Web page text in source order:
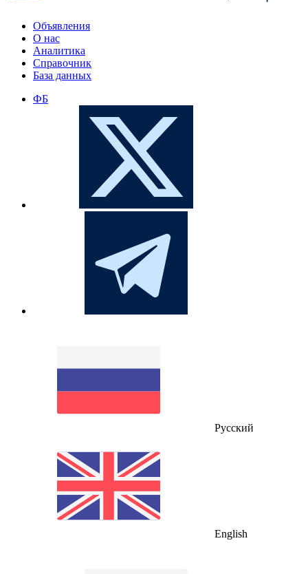
Объявления
О нас
Аналитика
Справочник
База данных
ФБ
Русский
English